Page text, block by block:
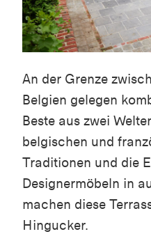
An der Grenze
Belgien gelegen
Beste aus zwei
belgischen und
Traditionen und die
Designermöbeln in
machen diese
Hingucker.